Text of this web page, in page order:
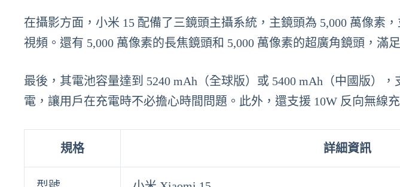
在攝影方面，小米 15 配備了三鏡頭主攝系統，主鏡頭為 5,000 萬像素
視頻。還有 5,000 萬像素的長焦鏡頭和 5,000 萬像素的超廣角鏡頭，滿
最後，其電池容量達到 5240 mAh（全球版）或 5400 mAh（中國版）
電，讓用戶在充電時不必擔心時間問題。此外，還支援 10W 反向無線
規格 詳細資訊